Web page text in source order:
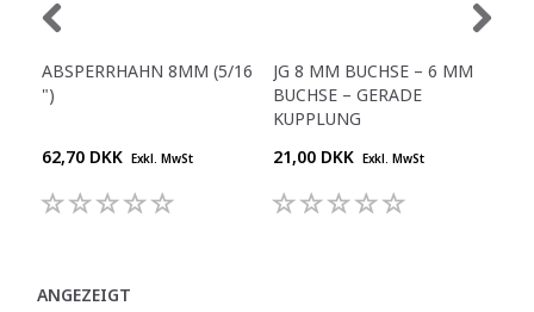
ABSPERRHAHN 8MM (5/16
")
62,70 DKK Exkl. MwSt
JG 8 MM BUCHSE – 6 MM
BUCHSE – GERADE
KUPPLUNG
21,00 DKK Exkl. MwSt
ANGEZEIGT